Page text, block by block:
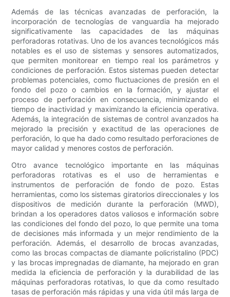
Además de las técnicas avanzadas de perforación, la
incorporación de tecnologías de vanguardia ha mejorado
significativamente las capacidades de las máquinas
perforadoras rotativas. Uno de los avances tecnológicos más
notables es el uso de sistemas y sensores automatizados,
que permiten monitorear en tiempo real los parámetros y
condiciones de perforación. Estos sistemas pueden detectar
problemas potenciales, como fluctuaciones de presión en el
fondo del pozo o cambios en la formación, y ajustar el
proceso de perforación en consecuencia, minimizando el
tiempo de inactividad y maximizando la eficiencia operativa.
Además, la integración de sistemas de control avanzados ha
mejorado la precisión y exactitud de las operaciones de
perforación, lo que ha dado como resultado perforaciones de
mayor calidad y menores costos de perforación.
Otro avance tecnológico importante en las máquinas
perforadoras rotativas es el uso de herramientas e
instrumentos de perforación de fondo de pozo. Estas
herramientas, como los sistemas giratorios direccionales y los
dispositivos de medición durante la perforación (MWD),
brindan a los operadores datos valiosos e información sobre
las condiciones del fondo del pozo, lo que permite una toma
de decisiones más informada y un mejor rendimiento de la
perforación. Además, el desarrollo de brocas avanzadas,
como las brocas compactas de diamante policristalino (PDC)
y las brocas impregnadas de diamante, ha mejorado en gran
medida la eficiencia de perforación y la durabilidad de las
máquinas perforadoras rotativas, lo que da como resultado
tasas de perforación más rápidas y una vida útil más larga de